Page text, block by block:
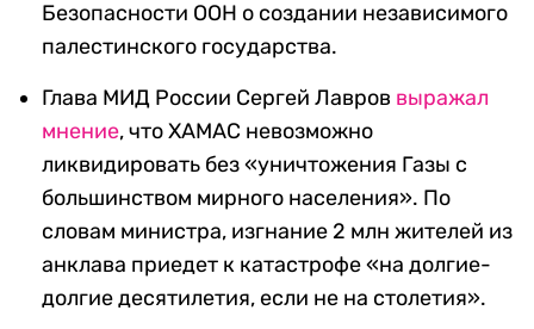
Безопасности ООН о создании независимого
палестинского государства.
Глава МИД России Сергей Лавров выражал
мнение, что ХАМАС невозможно
ликвидировать без «уничтожения Газы с
большинством мирного населения». По
словам министра, изгнание 2 млн жителей из
анклава приедет к катастрофе «на долгие-
долгие десятилетия, если не на столетия».